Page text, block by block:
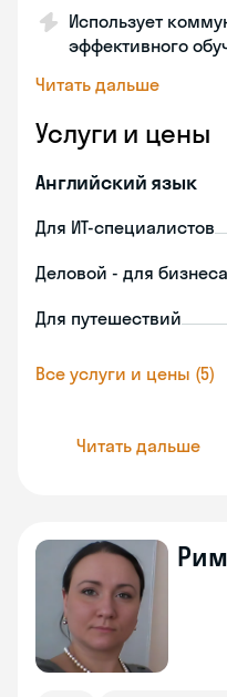
Использует
эффективного
Читать дальше
Услуги и цены
Английский язык
Для ИТ-специалистов
Деловой - для бизнеса
Для путешествий
Все услуги и цены (5)
Читать дальше